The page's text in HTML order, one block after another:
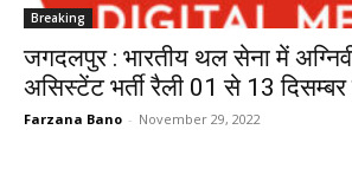
Breaking
जगदलपुर : भारतीय थल सेना में
असिस्टेंट भर्ती रैली 01 से 13
Farzana Bano - November 29, 2022